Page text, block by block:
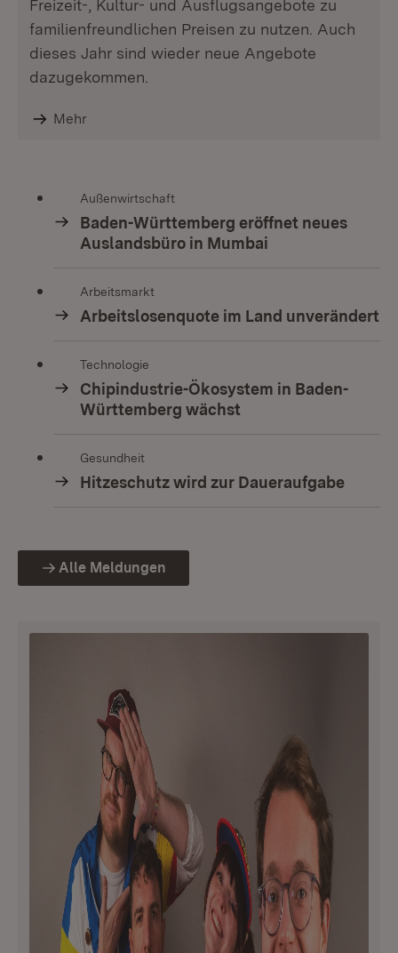
Freizeit-, Kultur- und Ausflugsangebote zu
familienfreundlichen Preisen zu nutzen. Auch
dieses Jahr sind wieder neue Angebote
dazugekommen.
Mehr
Außenwirtschaft
Baden-Württemberg eröffnet neues
Auslandsbüro in Mumbai
Arbeitsmarkt
Arbeitslosenquote im Land unverändert
Technologie
Chipindustrie-Ökosystem in Baden-
Württemberg wächst
Gesundheit
Hitzeschutz wird zur Daueraufgabe
Alle Meldungen